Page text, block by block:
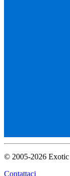
© 2005-2026
Contattaci